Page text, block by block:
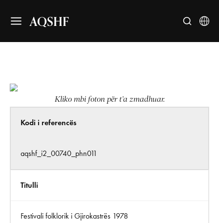
AQSHF
Kliko mbi foton për t’a zmadhuar.
Kodi i referencës
aqshf_i2_00740_phn011
Titulli
Festivali folklorik i Gjirokastrës 1978